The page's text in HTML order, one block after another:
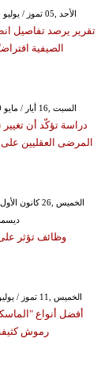
GMT 05:24 2020 الأحد ,05 تموز / يوليو
تقرير يرصد تفاصيل
الصيفية
GMT 09:12 2020 السبت ,16 أيار / مايو
دراسة تؤكّد أن
المرضى العقليين
وظائف تؤثر
GMT 13:18 2019 الخميس ,11 تموز / يوليو
أفضل أنواع
رموش